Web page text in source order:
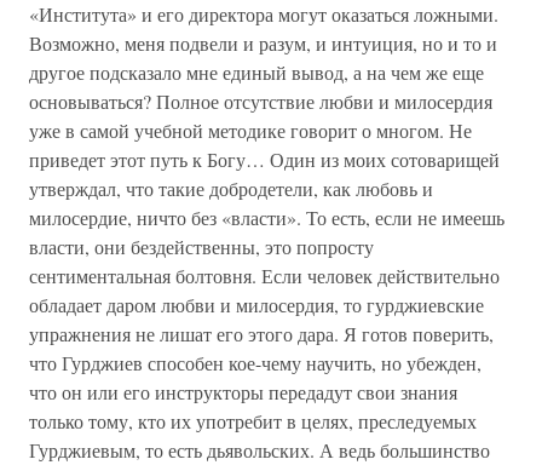
«Института» и его директора могут оказаться ложными.
Возможно, меня подвели и разум, и интуиция, но и то и
другое подсказало мне единый вывод, а на чем же еще
основываться? Полное отсутствие любви и милосердия
уже в самой учебной методике говорит о многом. Не
приведет этот путь к Богу… Один из моих сотоварищей
утверждал, что такие добродетели, как любовь и
милосердие, ничто без «власти». То есть, если не имеешь
власти, они бездейственны, это попросту
сентиментальная болтовня. Если человек действительно
обладает даром любви и милосердия, то гурджиевские
упражнения не лишат его этого дара. Я готов поверить,
что Гурджиев способен кое-чему научить, но убежден,
что он или его инструкторы передадут свои знания
только тому, кто их употребит в целях, преследуемых
Гурджиевым, то есть дьявольских. А ведь большинство